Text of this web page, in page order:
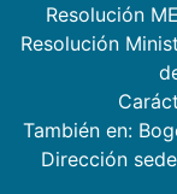
Resolución
Resolución
También en:
Dirección